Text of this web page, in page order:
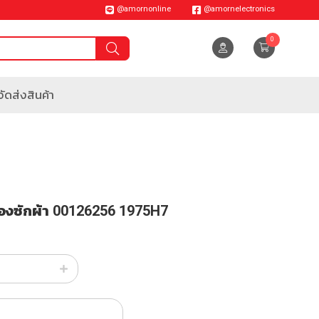
0
@amornonline @amornelectronics
ดส่งสินค้า
ซักผ้า 00126256 1975H7